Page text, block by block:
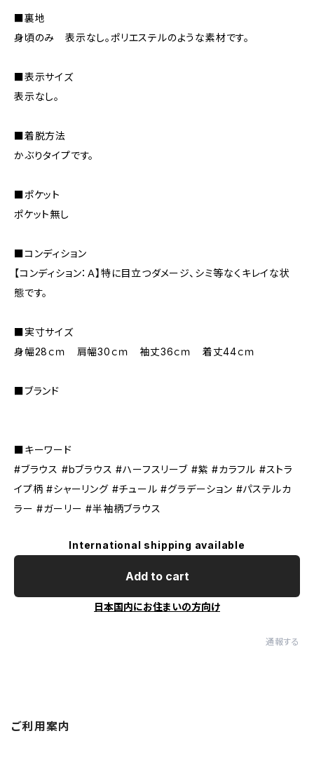
■裏地
身頃のみ 表示なし。ポリエステルのような素材です。
■表示サイズ
表示なし。
■着脱方法
かぶりタイプです。
■ポケット
ポケット無し
■コンディション
【コンディション：Ａ】特に目立つダメージ、シミ等なくキレイな状
態です。
■実寸サイズ
身幅28ｃｍ 肩幅30ｃｍ 袖丈36ｃｍ 着丈44ｃｍ
■ブランド
■キーワード
#ブラウス #bブラウス #ハーフスリーブ #紫 #カラフル #ストラ
イプ柄 #シャーリング #チュール #グラデーション #パステルカ
ラー #ガーリー #半袖柄ブラウス
International shipping available
Add to cart
日本国内にお住まいの方向け
通報する
ご利用案内